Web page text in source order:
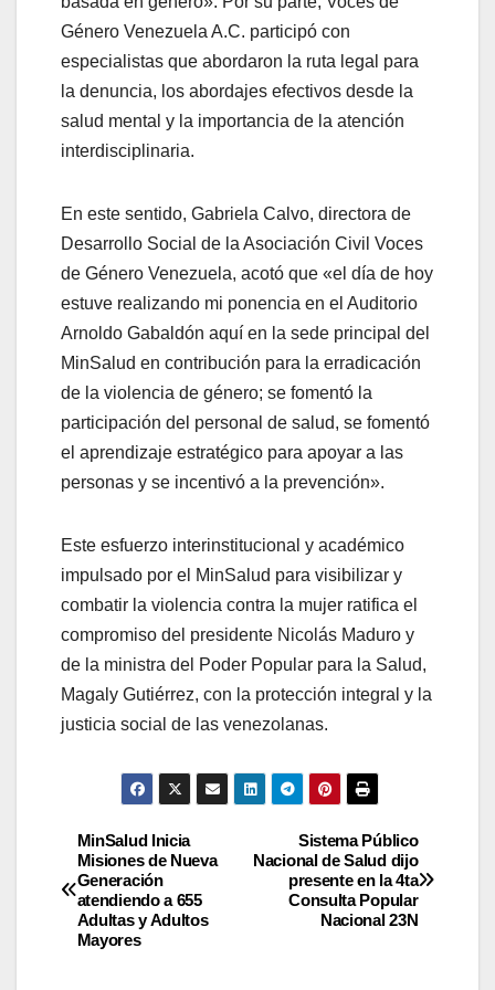
Género Venezuela A.C. participó con
especialistas que abordaron la ruta legal para
la denuncia, los abordajes efectivos desde la
salud mental y la importancia de la atención
interdisciplinaria.
En este sentido, Gabriela Calvo, directora de
Desarrollo Social de la Asociación Civil Voces
de Género Venezuela, acotó que «el día de hoy
estuve realizando mi ponencia en el Auditorio
Arnoldo Gabaldón aquí en la sede principal del
MinSalud en contribución para la erradicación
de la violencia de género; se fomentó la
participación del personal de salud, se fomentó
el aprendizaje estratégico para apoyar a las
personas y se incentivó a la prevención».
Este esfuerzo interinstitucional y académico
impulsado por el MinSalud para visibilizar y
combatir la violencia contra la mujer ratifica el
compromiso del presidente Nicolás Maduro y
de la ministra del Poder Popular para la Salud,
Magaly Gutiérrez, con la protección integral y la
justicia social de las venezolanas.
Sistema Público
Nacional de Salud dijo
presente en la 4ta
Consulta Popular
Nacional 23N
MinSalud Inicia
Misiones de Nueva
Generación
atendiendo a 655
Adultas y Adultos
Mayores